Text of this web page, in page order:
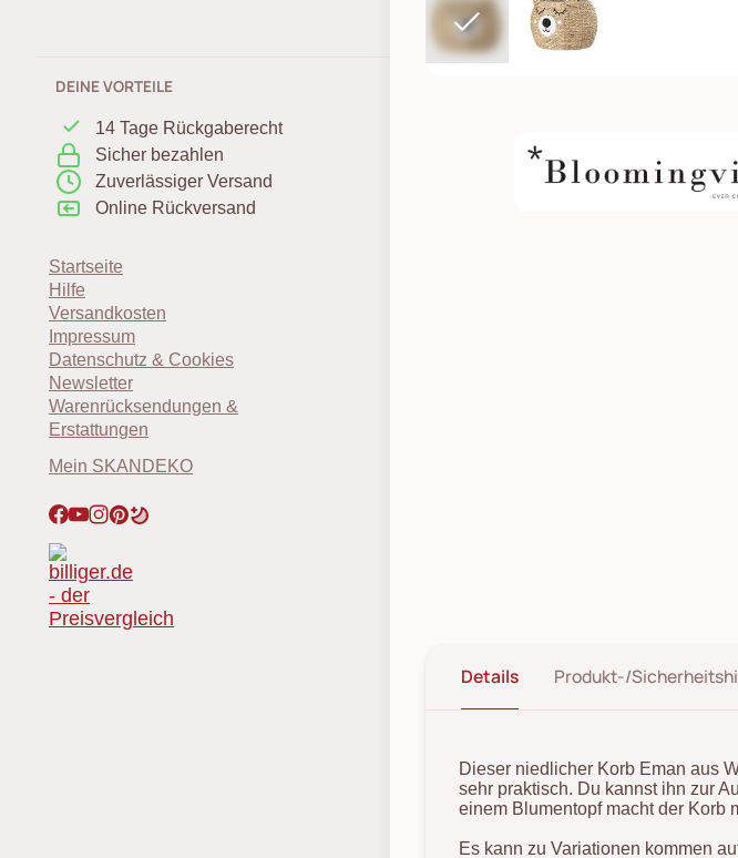
DEINE VORTEILE
14 Tage Rückgaberecht
Sicher bezahlen
Zuverlässiger Versand
Online Rückversand
Startseite
Hilfe
Versandkosten
Impressum
Datenschutz & Cookies
Newsletter
Warenrücksendungen &
Erstattungen
Mein SKANDEKO
Details Produkt-/
Dieser niedlicher Korb Eman aus
sehr praktisch. Du kannst ihn zur
einem Blumentopf macht der Korb
Es kann zu Variationen kommen